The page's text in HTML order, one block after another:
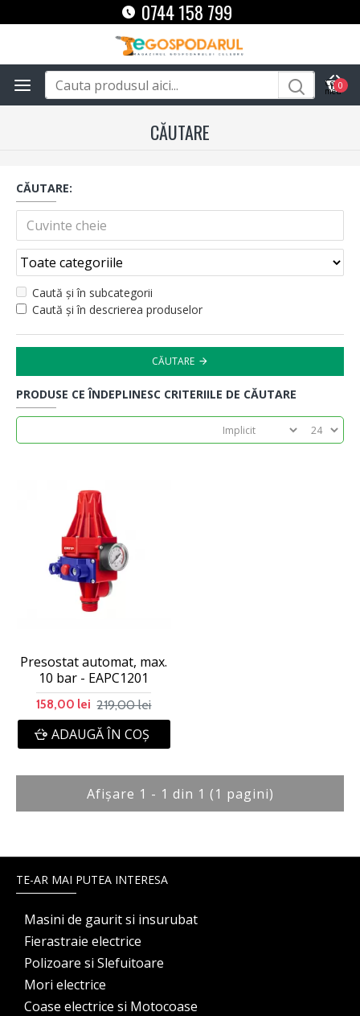
0744 158 799
0
CĂUTARE
CĂUTARE:
Caută și în subcategorii
Caută și în descrierea produselor
CĂUTARE
PRODUSE CE ÎNDEPLINESC CRITERIILE DE CĂUTARE
Presostat automat, max.
10 bar - EAPC1201
158,00 lei 219,00 lei
ADAUGĂ ÎN COŞ
Afişare 1 - 1 din 1 (1 pagini)
TE-AR MAI PUTEA INTERESA
Masini de gaurit si insurubat
Fierastraie electrice
Polizoare si Slefuitoare
Mori electrice
Coase electrice si Motocoase